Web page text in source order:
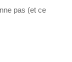
pas (et ce